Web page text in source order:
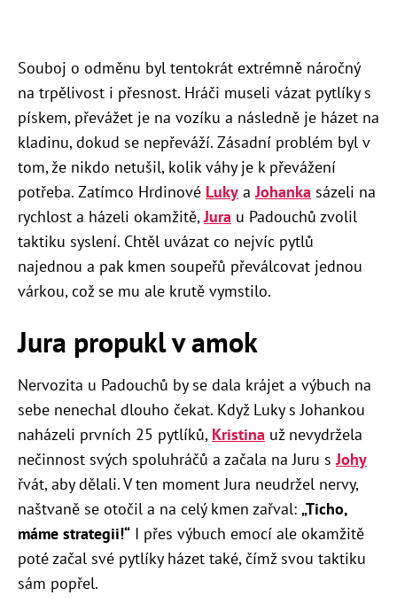
Souboj o odměnu byl tentokrát extrémně náročný
na trpělivost i přesnost. Hráči museli vázat pytlíky s
pískem, převážet je na vozíku a následně je házet na
kladinu, dokud se nepřeváží. Zásadní problém byl v
tom, že nikdo netušil, kolik váhy je k převážení
potřeba. Zatímco Hrdinové Luky aJohanka sázeli na
rychlost a házeli okamžitě,Jura u Padouchů zvolil
taktiku syslení. Chtěl uvázat co nejvíc pytlů
najednou a pak kmen soupeřů převálcovat jednou
várkou, což se mu ale krutě vymstilo.
Jura propukl v amok
Nervozita u Padouchů by se dala krájet a výbuch na
sebe nenechal dlouho čekat. Když Luky s Johankou
naházeli prvních 25 pytlíků, Kristina už nevydržela
nečinnost svých spoluhráčů a začala na Juru sJohy
řvát, aby dělali. V ten moment Jura neudržel nervy,
naštvaně se otočil a na celý kmen zařval: „Ticho,
máme strategii!“ I přes výbuch emocí ale okamžitě
poté začal své pytlíky házet také, čímž svou taktiku
sám popřel.